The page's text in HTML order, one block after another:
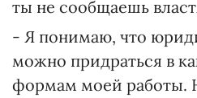
ты не сообщаешь
- Я понимаю, что
можно придраться в
формам моей работы.